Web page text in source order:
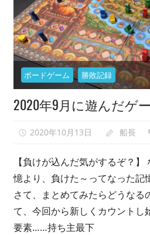
す
ぎ
た
せ
い
で、
異
界
生
も
し
な
い
ボードゲーム 勝敗記録
2020年9月に遊んだゲ
2020年10月13日 船長
【負けが込んだ気がするぞ？
憶より、負けた～ってなった
さて、まとめてみたらどうなる
て、今回から新しくカウントし
要素……持ち主最下